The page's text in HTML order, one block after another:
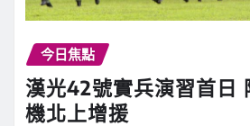
今日焦點
漢光42號實兵演習首日
機北上增援